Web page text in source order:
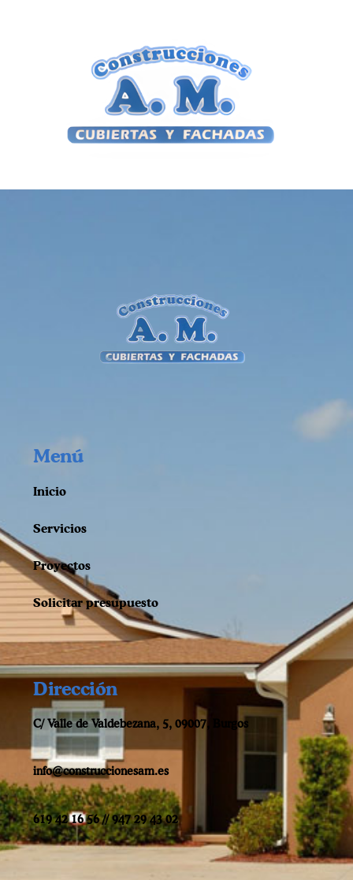
Menú
Inicio
Servicios
Proyectos
Solicitar presupuesto
Dirección
C/ Valle de Valdebezana, 5, 09007, Burgos
info@construccionesam.es
619 42 16 56 // 947 29 43 02